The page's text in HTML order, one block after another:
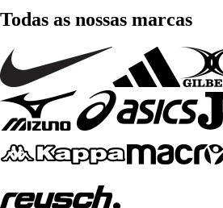
Todas as nossas marcas